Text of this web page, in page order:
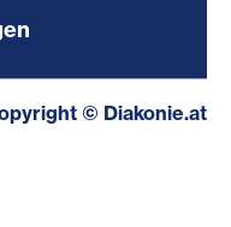
© Diakonie.at